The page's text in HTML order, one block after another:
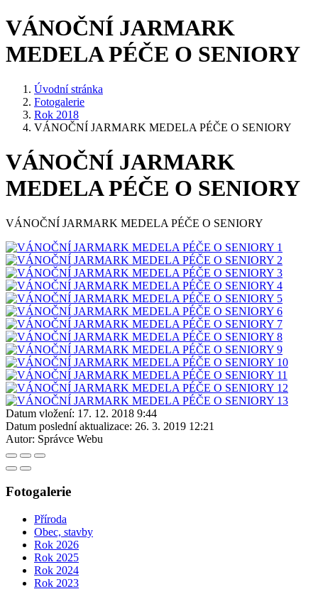
VÁNOČNÍ JARMARK
MEDELA PÉČE O SENIORY
Úvodní stránka
Fotogalerie
Rok 2018
VÁNOČNÍ JARMARK MEDELA PÉČE O SENIORY
VÁNOČNÍ JARMARK
MEDELA PÉČE O SENIORY
VÁNOČNÍ JARMARK MEDELA PÉČE O SENIORY
Datum vložení: 17. 12. 2018 9:44
Datum poslední aktualizace: 26. 3. 2019 12:21
Autor: Správce Webu
Fotogalerie
Příroda
Obec, stavby
Rok 2026
Rok 2025
Rok 2024
Rok 2023